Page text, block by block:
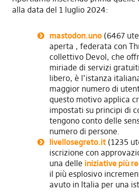
alla data del 1 luglio 2024:
mastodon.uno(6467
aperta , federata con
collettivo Devol, che
miriade di servizi
libero, è l’istanza
maggior numero di
questo motivo applica
impostati su principi di
tengono conto delle
numero di persone.
livellosegreto.it(1235
iscrizione con
una delle iniziative più
il più esplosivo
avuto in Italia per una